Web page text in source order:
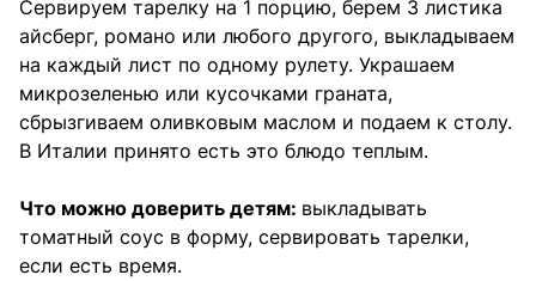
Сервируем тарелку на 1 порцию, берем 3 листика
айсберг, романо или любого другого, выкладываем
на каждый лист по одному рулету. Украшаем
микрозеленью или кусочками граната,
сбрызгиваем оливковым маслом и подаем к столу.
В Италии принято есть это блюдо теплым.
Что можно доверить детям: выкладывать
томатный соус в форму, сервировать тарелки,
если есть время.